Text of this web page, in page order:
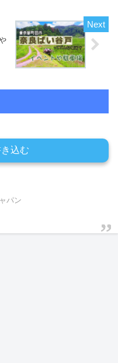
込む
パン